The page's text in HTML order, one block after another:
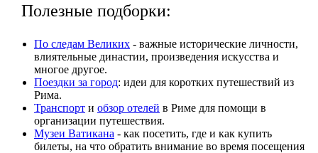
Полезные подборки:
По следам Великих - важные исторические личности,
влиятельные династии, произвeдения искусства и
многое другое.
Поездки за город: идеи для коротких путешествий из
Рима.
Транспорт и обзор отелей в Риме для помощи в
организации путешествия.
Музеи Ватикана - как посетить, где и как купить
билеты, на что обратить внимание во время посещения